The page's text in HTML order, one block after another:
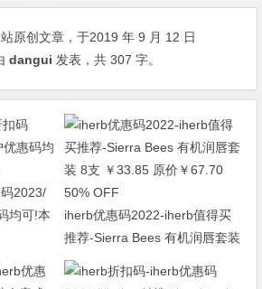
原创文章，于2019 年 9 月 12 日
dangui 发表，共 307 字。
2023/
均可!本
iherb优惠码2022-iherb值得买
推荐-Sierra Bees 有机润唇套装
8支 ￥33.85 原价￥67.70 50%